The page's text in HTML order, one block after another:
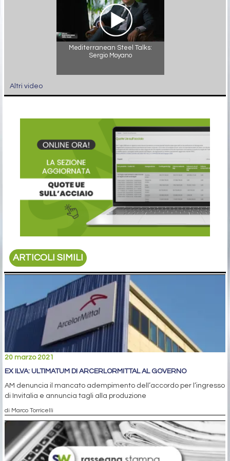
Mediterranean Steel Talks:
Sergio Moyano
Altri video
ARTICOLI SIMILI
20 marzo 2021
EX ILVA: ULTIMATUM DI ARCERLORMITTAL AL GOVERNO
AM denuncia il mancato adempimento dell’accordo per l’ingresso
di Invitalia e annuncia tagli alla produzione
di Marco Torricelli